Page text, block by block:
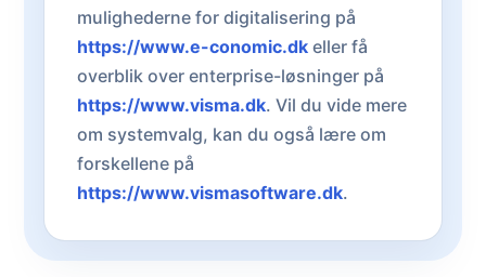
mulighederne for digitalisering på
https://www.e-conomic.dk eller få
overblik over enterprise-løsninger på
https://www.visma.dk. Vil du vide mere
om systemvalg, kan du også lære om
forskellene på
https://www.vismasoftware.dk.